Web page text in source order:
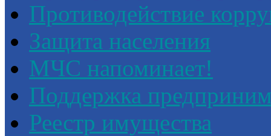
Противодействие
Защита населения
МЧС напоминает!
Поддержка
Реестр имущества